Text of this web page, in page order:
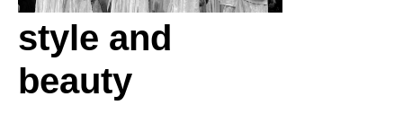
style and
beauty